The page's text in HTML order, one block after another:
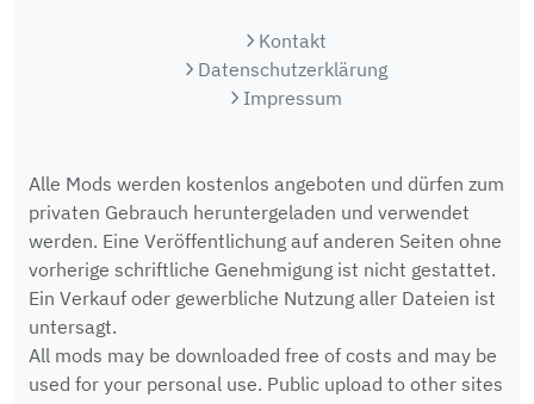
Kontakt
Datenschutzerklärung
Impressum
Alle Mods werden kostenlos angeboten und dürfen zum
privaten Gebrauch heruntergeladen und verwendet
werden. Eine Veröffentlichung auf anderen Seiten ohne
vorherige schriftliche Genehmigung ist nicht gestattet.
Ein Verkauf oder gewerbliche Nutzung aller Dateien ist
untersagt.
All mods may be downloaded free of costs and may be
used for your personal use. Public upload to other sites